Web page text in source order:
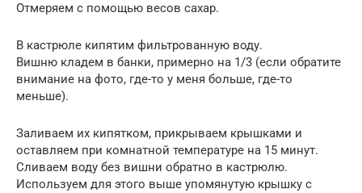
Отмеряем с помощью весов сахар.
В кастрюле кипятим фильтрованную воду.
Вишню кладем в банки, примерно на 1/3 (если обратите
внимание на фото, где-то у меня больше, где-то
меньше).
Заливаем их кипятком, прикрываем крышками и
оставляем при комнатной температуре на 15 минут.
Сливаем воду без вишни обратно в кастрюлю.
Используем для этого выше упомянутую крышку с